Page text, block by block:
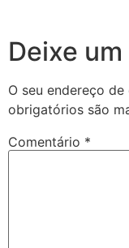
Deixe
O seu endereço
obrigatórios são
Comentário *